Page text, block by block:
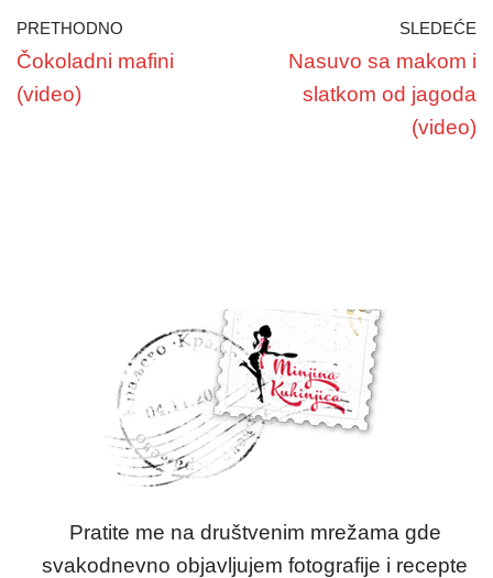
PRETHODNO
Čokoladni mafini
(video)
SLEDEĆE
Nasuvo sa makom i
slatkom od jagoda
(video)
Pratite me na društvenim mrežama gde
svakodnevno objavljujem fotografije i recepte